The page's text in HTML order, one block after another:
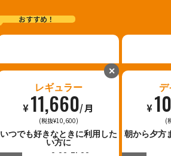
おすすめ！
✕
レギュラー
¥11,660/月
(税抜¥10,600)
いつでも好きなときに利用した
い方に
10:00-23:00
8:00-21:00
デ
¥
(
朝から夕方